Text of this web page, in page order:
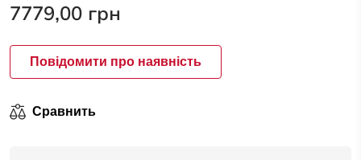
7779,00 грн
Повідомити про наявність
Сравнить